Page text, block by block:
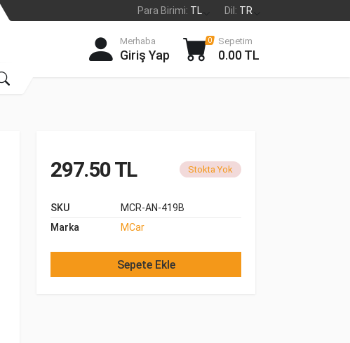
Para Birimi: TL Dil: TR
Merhaba
Giriş Yap
0 Sepetim
0.00 TL
297.50 TL Stokta Yok
SKU
MCR-AN-419B
Marka
MCar
Sepete Ekle